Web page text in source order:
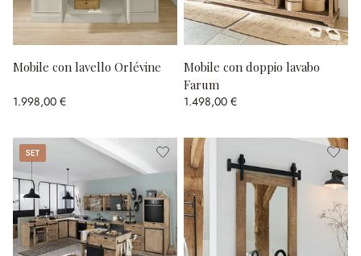
Mobile con lavello Orlévine
1.998,00 €
Mobile con doppio lavabo
Farum
1.498,00 €
Set